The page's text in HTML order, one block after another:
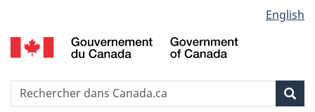
au
contenu
propos
de
la
HTML
simplifiée
selection
English
Recherche